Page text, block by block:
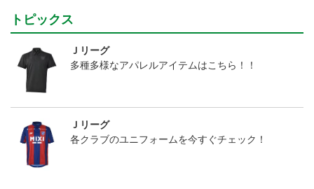
トピックス
Ｊリーグ
多種多様なアパレルアイテムはこちら！！
Ｊリーグ
各クラブのユニフォームを今すぐチェック！